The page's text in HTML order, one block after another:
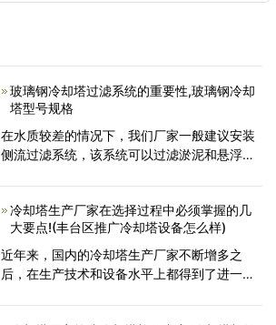
玻璃钢冷却塔过滤系统的重要性,玻璃钢冷却
塔型号规格
在水质较差的情况下，我们厂家一般建议安装
侧流过滤系统，该系统可以过滤淤泥和悬浮颗
沉淀池以达到更
冷却塔生产厂家在选择过程中必须掌握的几
大要点!(丰台区推广冷却塔设备怎么样)
近年来，国内的冷却塔生产厂家不断增多之
后，在生产技术和设备水平上都得到了进一步